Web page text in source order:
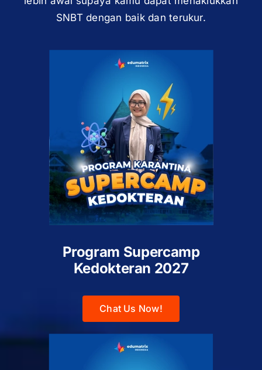
SNBT dengan baik dan terukur.
Program Supercamp
Kedokteran 2027
Chat Us Now!